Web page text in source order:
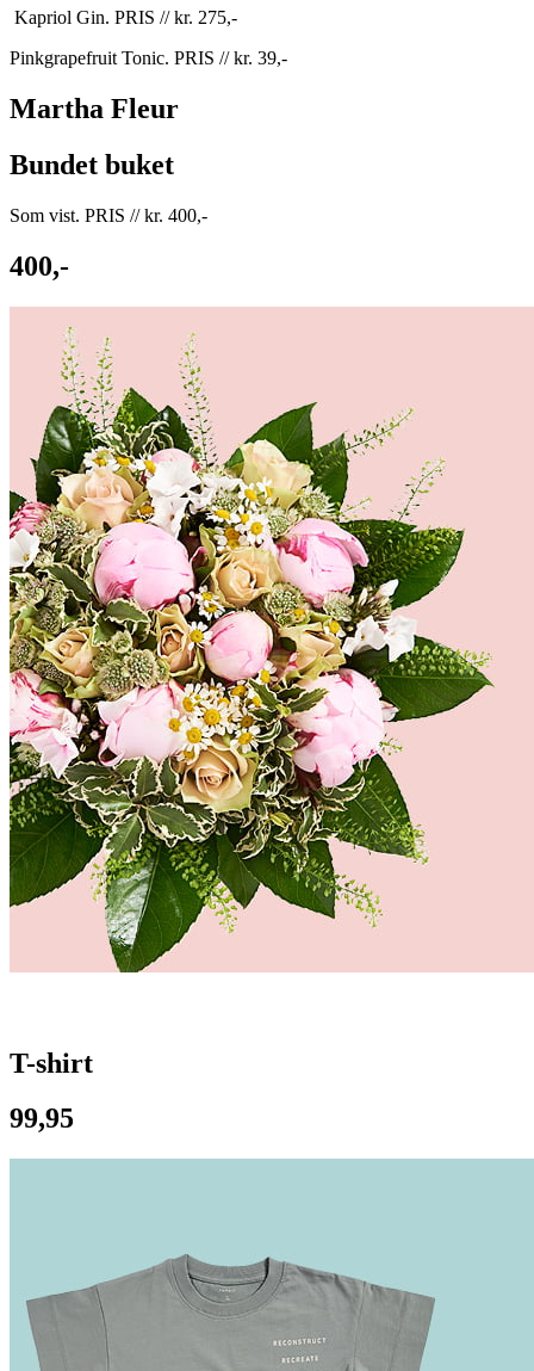
Kapriol Gin. PRIS // kr. 275,-
Pinkgrapefruit Tonic. PRIS // kr. 39,-
Martha Fleur
Bundet buket
Som vist. PRIS // kr. 400,-
400,-
T-shirt
99,95